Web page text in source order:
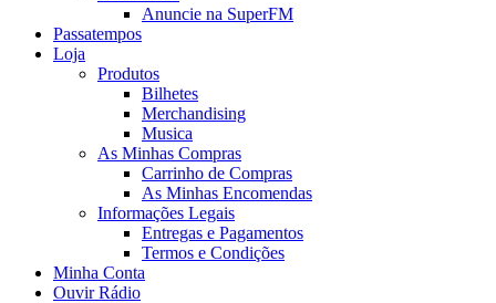
Anuncie na SuperFM
Passatempos
Loja
Produtos
Bilhetes
Merchandising
Musica
As Minhas Compras
Carrinho de Compras
As Minhas Encomendas
Informações Legais
Entregas e Pagamentos
Termos e Condições
Minha Conta
Ouvir Rádio